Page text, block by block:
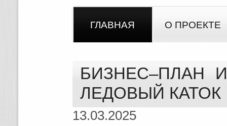
ГЛАВНАЯ О ПРОЕКТЕ
БИЗНЕС–ПЛАН
ЛЕДОВЫЙ КАТОК
13.03.2025